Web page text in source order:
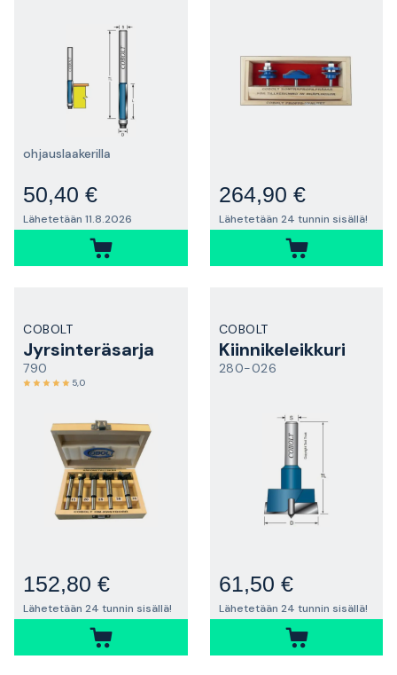
ohjauslaakerilla
50,40 €
Lähetetään 11.8.2026
264,90 €
Lähetetään 24 tunnin sisällä!
COBOLT
Jyrsinteräsarja
790
5,0
152,80 €
Lähetetään 24 tunnin sisällä!
COBOLT
Kiinnikeleikkuri
280-026
61,50 €
Lähetetään 24 tunnin sisällä!